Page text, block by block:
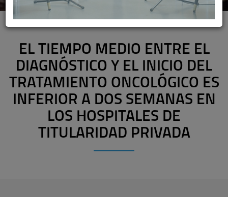
EL TIEMPO MEDIO ENTRE EL
DIAGNÓSTICO Y EL INICIO DEL
TRATAMIENTO ONCOLÓGICO ES
INFERIOR A DOS SEMANAS EN
LOS HOSPITALES DE
TITULARIDAD PRIVADA